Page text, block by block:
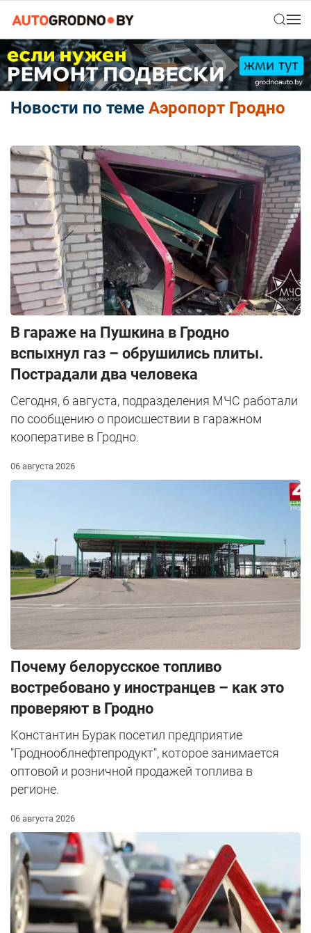
Новости по теме Аэропорт Гродно
В гараже на Пушкина в Гродно
вспыхнул газ – обрушились плиты.
Пострадали два человека
Сегодня, 6 августа, подразделения МЧС работали
по сообщению о происшествии в гаражном
кооперативе в Гродно.
06 августа 2026
Почему белорусское топливо
востребовано у иностранцев – как это
проверяют в Гродно
Константин Бурак посетил предприятие
"Гроднооблнефтепродукт", которое занимается
оптовой и розничной продажей топлива в
регионе.
06 августа 2026